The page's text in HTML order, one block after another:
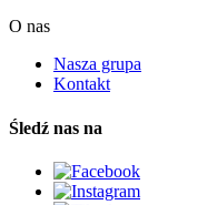
O nas
Nasza grupa
Kontakt
Śledź nas na